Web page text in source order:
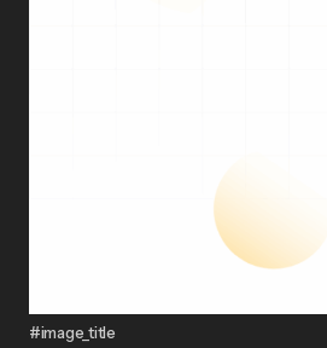
#image_title